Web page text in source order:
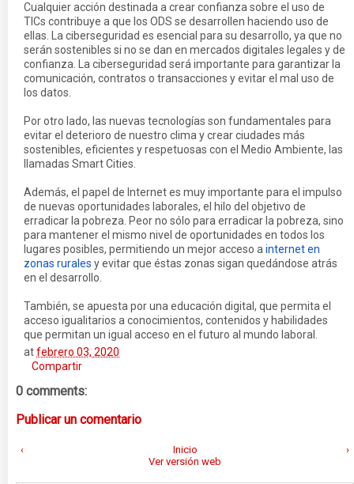
Cualquier acción destinada a crear confianza sobre el uso de
TICs contribuye a que los ODS se desarrollen haciendo uso de
ellas. La ciberseguridad es esencial para su desarrollo, ya que no
serán sostenibles si no se dan en mercados digitales legales y de
confianza. La ciberseguridad será importante para garantizar la
comunicación, contratos o transacciones y evitar el mal uso de
los datos.
Por otro lado, las nuevas tecnologías son fundamentales para
evitar el deterioro de nuestro clima y crear ciudades más
sostenibles, eficientes y respetuosas con el Medio Ambiente, las
llamadas Smart Cities.
Además, el papel de Internet es muy importante para el impulso
de nuevas oportunidades laborales, el hilo del objetivo de
erradicar la pobreza. Peor no sólo para erradicar la pobreza, sino
para mantener el mismo nivel de oportunidades en todos los
lugares posibles, permitiendo un mejor acceso ainternet en
zonas rurales y evitar que éstas zonas sigan quedándose atrás
en el desarrollo.
También, se apuesta por una educación digital, que permita el
acceso igualitarios a conocimientos, contenidos y habilidades
que permitan un igual acceso en el futuro al mundo laboral.
atfebrero 03, 2020
Compartir
0 comments:
Publicar un comentario
‹ ›
Inicio
Ver versión web